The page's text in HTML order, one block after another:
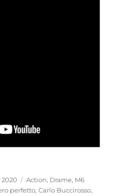
2020 Catégories
Action, Drame, M6
perfetto,Carlo Buccirosso,